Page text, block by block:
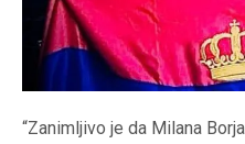
“Zanimljivo je da Milana